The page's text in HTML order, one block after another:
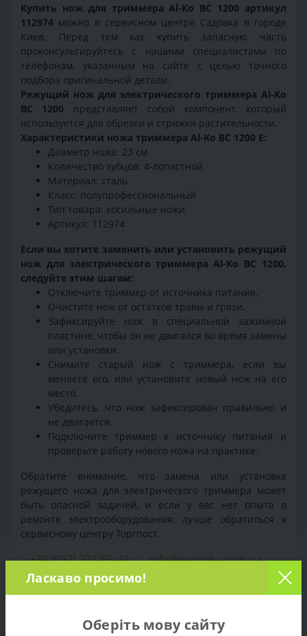
Купить нож для триммера Al-Ko BC 1200 артикул
112974 можно в сервисном центре Садовка в городе
Киев. Перед тем как купить запасную часть
проконсультируйтесь с нашими специалистами по
телефонам, указанным на сайте с целью точного
подбора оригинальной детали.
Режущий нож для электрического триммера Al-Ko
BC 1200 представляет собой компонент, который
используется для обрезки и стрижки растительности.
Характеристики ножа триммера Al-Ko BC 1200 E:
Диаметр ножа: 23 см
Количество зубцов: 4-лопастной
Материал: сталь
Класс: полупрофессиональный
Тип товара: косильные ножи
Артикул: 112974
Если вы хотите заменить или установить режущий
нож для электрического триммера Al-Ko BC 1200,
следуйте этим шагам:
Отключите триммер от источника питания.
Очистите нож от остатков травы и грязи.
Зафиксируйте нож в специальной зажимной
пластине, чтобы он не двигался во время замены
или установки.
Снимите старый нож с триммера, если вы
меняете его, или установите новый нож на его
место.
Убедитесь, что нож зафиксирован правильно и
не двигается.
Подключите триммер к источнику питания и
проверьте работу нового ножа на практике.
Обратите внимание, что замена или установка
режущего ножа для электрического триммера может
быть опасной задачей, и если у вас нет опыта в
ремонте электрооборудования, лучше обратиться к
сервисному центру Торгпост.
+38 (097) 221-55-40
info@sadovka.com.ua
г. Киев, ул. Васильковская, 1
Нож для триммера Al-Ko BC 1200 (112974)
Запчасти Al-Ko
Ласкаво просимо!
Оберіть мову сайту